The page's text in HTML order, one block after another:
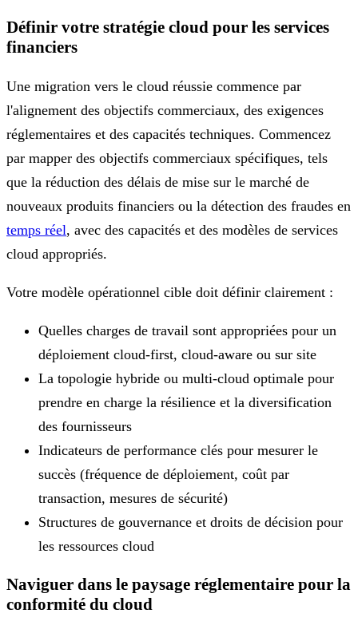
Définir votre stratégie cloud pour les services
financiers
Une migration vers le cloud réussie commence par
l'alignement des objectifs commerciaux, des exigences
réglementaires et des capacités techniques. Commencez
par mapper des objectifs commerciaux spécifiques, tels
que la réduction des délais de mise sur le marché de
nouveaux produits financiers ou la détection des fraudes en
temps réel, avec des capacités et des modèles de services
cloud appropriés.
Votre modèle opérationnel cible doit définir clairement :
Quelles charges de travail sont appropriées pour un
déploiement cloud-first, cloud-aware ou sur site
La topologie hybride ou multi-cloud optimale pour
prendre en charge la résilience et la diversification
des fournisseurs
Indicateurs de performance clés pour mesurer le
succès (fréquence de déploiement, coût par
transaction, mesures de sécurité)
Structures de gouvernance et droits de décision pour
les ressources cloud
Naviguer dans le paysage réglementaire pour la
conformité du cloud